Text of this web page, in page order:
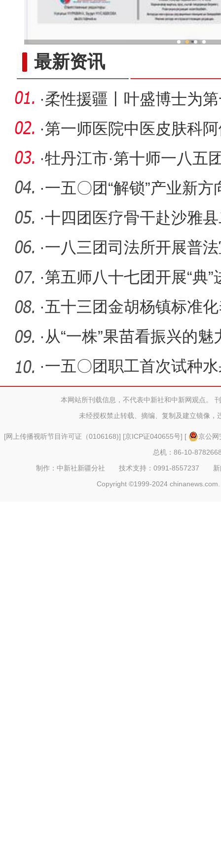
鱼热销 最新资讯
·柔性援疆丨叶盛博士为
团队带来
·第一师医院中医皮肤科
创新中
·牡丹江市·第十师一八五
会议召
·一五〇团“解锁”产业新
·十四团医疗骨干赴沙雅
动
·一八三团司法所开展普
·第五师八十七团开展“典
讲活动
·五十三团金胡杨镇标准
凡”
· 从“一株”果苗看振兴的魅
·一五〇团职工首次试种
篇章本网站所刊载信息，不代表中新社和中新网观点。
未经授权禁止转载、摘编、复制及建立镜像，
[网上传播视听节目许可证（0106168)] [京ICP证040655号] [
京公
总机：86-10-
制作：中新社新疆分社 技术支持：0991-8557237
Copyright ©1999-2024